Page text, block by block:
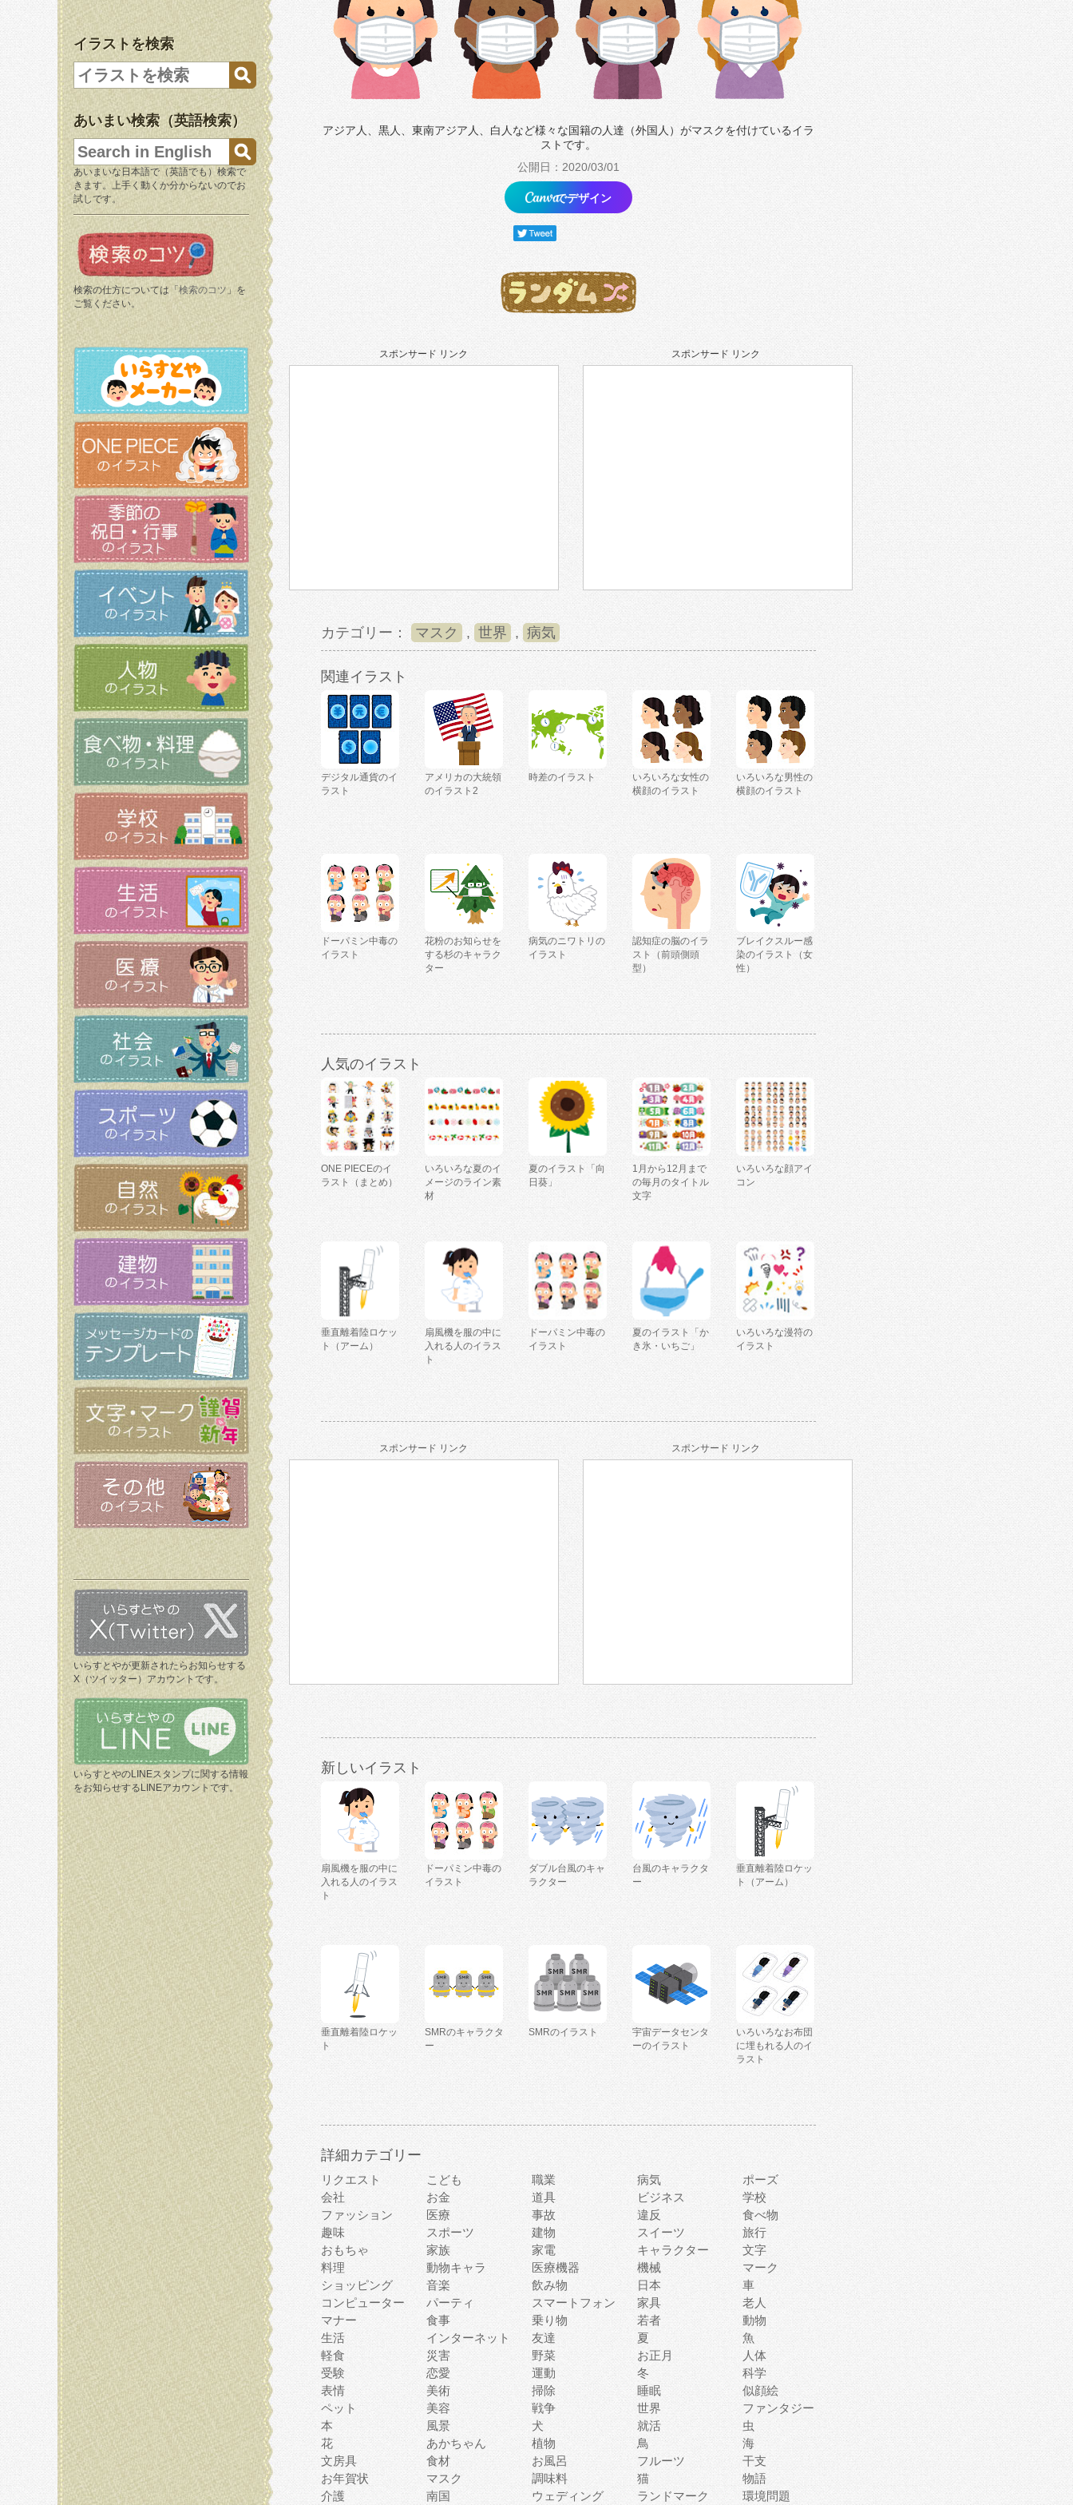
イラストを検索
あいまい検索（英語検索）
あいまいな日本語で（英語でも）検索で
きます。上手く動くか分からないのでお
試しです。
検索の仕方については「 検索のコツ 」を
ご覧ください。
いらすとやが更新されたらお知らせする
X（ツイッター）アカウントです。
いらすとやのLINEスタンプに関する情報
をお知らせするLINEアカウントです。
アジア人、黒人、東南アジア人、白人など様々な国籍の人達（外国人）がマスクを付けているイラ
ストです。
公開日：2020/03/01
でデザイン
スポンサード リンク スポンサード リンク
カテゴリー： マスク , 世界 , 病気
関連イラスト
デジタル通貨のイ
ラスト
アメリカの大統領
のイラスト2
時差のイラスト
いろいろな女性の
横顔のイラスト
いろいろな男性の
横顔のイラスト
ドーパミン中毒の
イラスト
花粉のお知らせを
する杉のキャラク
ター
病気のニワトリの
イラスト
認知症の脳のイラ
スト（前頭側頭
型）
ブレイクスルー感
染のイラスト（女
性）
人気のイラスト
ONE PIECEのイ
ラスト（まとめ）
いろいろな夏のイ
メージのライン素
材
夏のイラスト「向
日葵」
1月から12月まで
の毎月のタイトル
文字
いろいろな顔アイ
コン
垂直離着陸ロケッ
ト（アーム）
扇風機を服の中に
入れる人のイラス
ト
ドーパミン中毒の
イラスト
夏のイラスト「か
き氷・いちご」
いろいろな漫符の
イラスト
スポンサード リンク スポンサード リンク
新しいイラスト
扇風機を服の中に
入れる人のイラス
ト
ドーパミン中毒の
イラスト
ダブル台風のキャ
ラクター
台風のキャラクタ
ー
垂直離着陸ロケッ
ト（アーム）
垂直離着陸ロケッ
ト
SMRのキャラクタ
ー
SMRのイラスト
宇宙データセンタ
ーのイラスト
いろいろなお布団
に埋もれる人のイ
ラスト
詳細カテゴリー
リクエスト こども 職業 病気
ポーズ
会社
お金 道具 ビジネス
学校
ファッション
医療 事故 違反
食べ物
趣味
スポーツ 建物 スイーツ
旅行
おもちゃ
家族 家電 キャラクター
文字
料理
動物キャラ 医療機器 機械
マーク
ショッピング
音楽 飲み物 日本
車
コンピューター
パーティ スマートフォン 家具
老人
マナー
食事 乗り物 若者
動物
生活
インターネット 友達 夏
魚
軽食
災害 野菜 お正月
人体
受験
恋愛 運動 冬
科学
表情
美術 掃除 睡眠
似顔絵
ペット
美容 戦争 世界
ファンタジー
本
風景 犬 就活
虫
花
あかちゃん 植物 鳥
海
文房具
食材 お風呂 フルーツ
干支
お年賀状
マスク 調味料 猫
物語
介護
南国 ウェディング ランドマーク 環境問題